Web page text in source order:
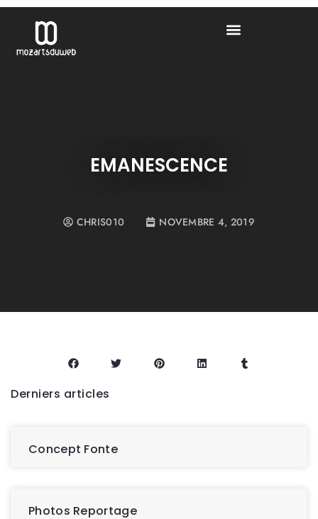
EMANESCENCE
CHRIS010 NOVEMBRE 4, 2019
Derniers articles
Concept Fonte
Photos Reportage